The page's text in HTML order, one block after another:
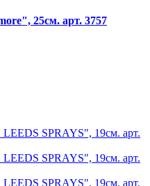
25см. арт. 3757